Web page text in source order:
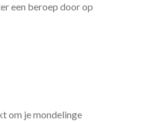
een beroep door op
om je mondelinge